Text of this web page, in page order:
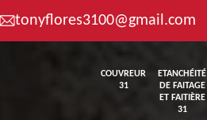
tonyflores3100@gmail.com
COUVREUR
31
ETANCHÉITÉ
DE FAITAGE
ET FAITIÈRE
31